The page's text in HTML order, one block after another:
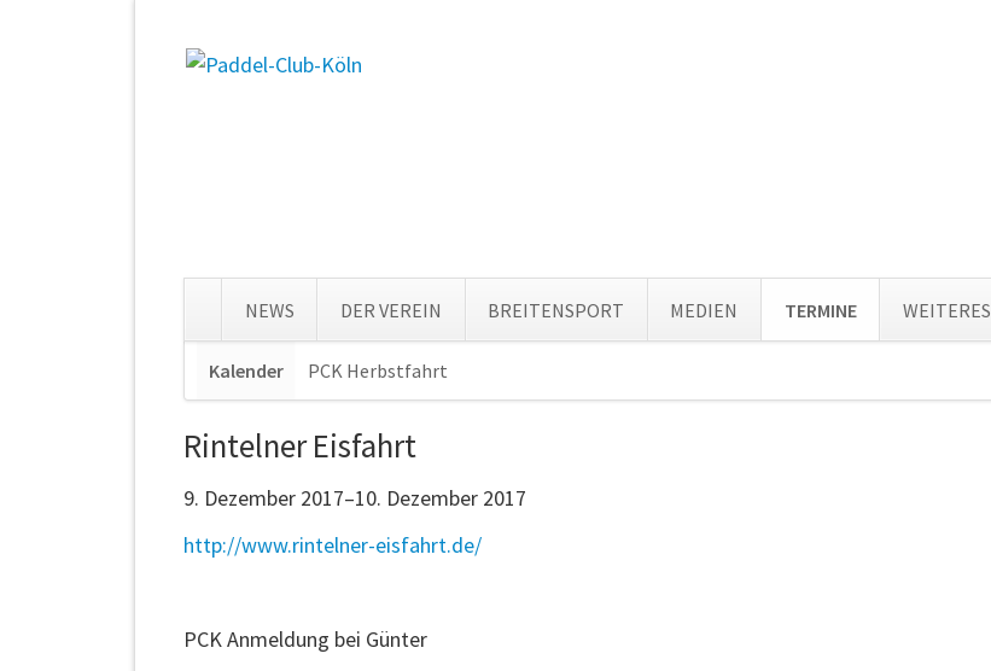
NEWS DER VEREIN BREITENSPORT MEDIEN TERMINE WEITERES
überspringen
Kalender PCK Herbstfahrt
Rintelner Eisfahrt
9. Dezember 2017–10. Dezember 2017
http://www.rintelner-eisfahrt.de/
PCK Anmeldung bei Günter